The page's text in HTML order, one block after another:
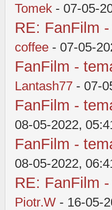
Tomek - 07-05-
RE: FanFilm
coffee - 07-05-
FanFilm -
Lantash77 - 07-
FanFilm -
08-05-2022,
FanFilm -
08-05-2022,
RE: FanFilm
Piotr.W - 16-05-